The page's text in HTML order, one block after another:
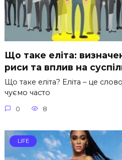
Що таке еліта:
риси та вплив на
Що таке еліта? Еліта – це
чуємо часто
0 8
LIFE